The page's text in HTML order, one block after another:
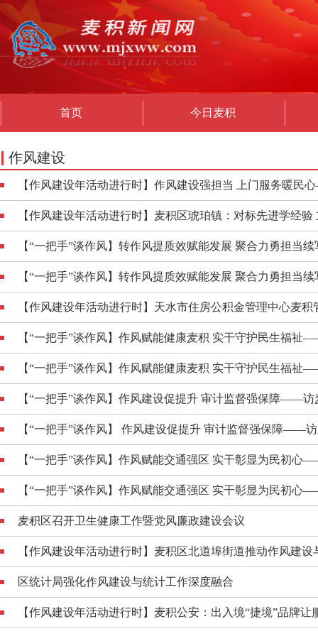
首页 今日麦积
作风建设
【作风建设年活动进行时】作风建设强担当 上门服务暖民
【作风建设年活动进行时】麦积区琥珀镇：对标先进学经
【“一把手”谈作风】转作风提质效赋能发展 聚合力勇担当
【“一把手”谈作风】转作风提质效赋能发展 聚合力勇担当
【作风建设年活动进行时】天水市住房公积金管理中心麦
【“一把手”谈作风】作风赋能健康麦积 实干守护民生福祉
【“一把手”谈作风】作风赋能健康麦积 实干守护民生福祉
【“一把手”谈作风】作风建设促提升 审计监督强保障——
【“一把手”谈作风】 作风建设促提升 审计监督强保障——
【“一把手”谈作风】作风赋能交通强区 实干彰显为民初心
【“一把手”谈作风】作风赋能交通强区 实干彰显为民初心
麦积区召开卫生健康工作暨党风廉政建设会议
【作风建设年活动进行时】麦积区北道埠街道推动作风建
区统计局强化作风建设与统计工作深度融合
【作风建设年活动进行时】麦积公安：出入境“捷境”品牌让